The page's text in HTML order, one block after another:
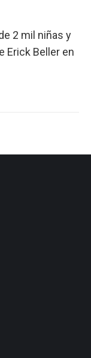
2 mil niñas y
Erick Beller en